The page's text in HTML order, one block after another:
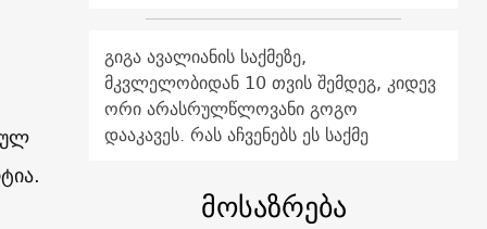
გიგა ავალიანის საქმეზე,
მკვლელობიდან 10 თვის შემდეგ, კიდევ
ორი არასრულწლოვანი გოგო
დააკავეს. რას აჩვენებს ეს საქმე
მოსაზრება